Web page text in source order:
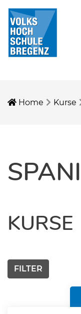
Home Kurse
KURSE
FILTER